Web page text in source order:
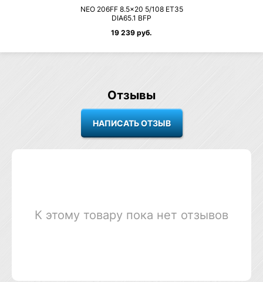
NEO 206FF 8.5×20 5/108 ET35
DIA65.1 BFP
19 239 руб.
Отзывы
К этому товару пока нет отзывов